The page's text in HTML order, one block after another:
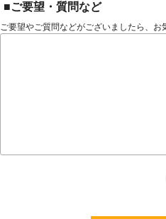
■ご要望・質問など
ご要望やご質問などがございましたら、お